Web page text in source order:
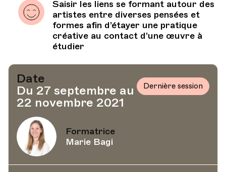
Saisir les liens se formant autour des
artistes entre diverses pensées et
formes afin d’étayer une pratique
créative au contact d’une œuvre à
étudier
Date
Du 27 septembre au
22 novembre 2021
Dernière session
Formatrice
Marie Bagi